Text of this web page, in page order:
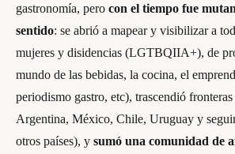
gastronomía, pero con el tiempo fue
sentido: se abrió a mapear y visibilizar a
mujeres y disidencias (LGTBQIIA+), de
mundo de las bebidas, la cocina, el
periodismo gastro, etc), trascendió fronteras
Argentina, México, Chile, Uruguay y
otros países), y sumó una comunidad de